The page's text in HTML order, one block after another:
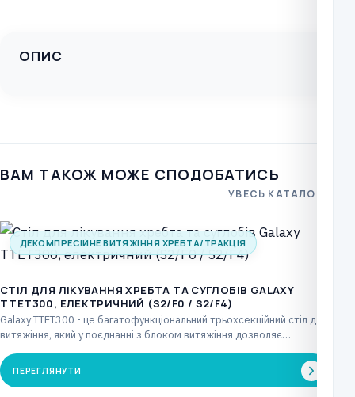
ОПИС
ВАМ ТАКОЖ МОЖЕ СПОДОБАТИСЬ
УВЕСЬ КАТАЛОГ
ДЕКОМПРЕСІЙНЕ ВИТЯЖІННЯ ХРЕБТА/ТРАКЦІЯ
CТІЛ ДЛЯ ЛІКУВАННЯ ХРЕБТА ТА СУГЛОБІВ GALAXY
TTET300, ЕЛЕКТРИЧНИЙ (S2/F0 / S2/F4)
Galaxy TTET300 - це багатофункціональний трьохсекційний стіл для
витяжіння, який у поєднанні з блоком витяжіння дозволяє…
ПЕРЕГЛЯНУТИ